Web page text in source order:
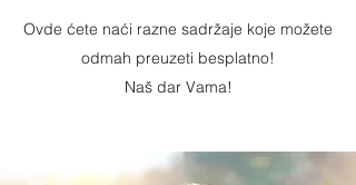
Ovde ćete naći razne sadržaje koje možete
odmah preuzeti besplatno!
Naš dar Vama!